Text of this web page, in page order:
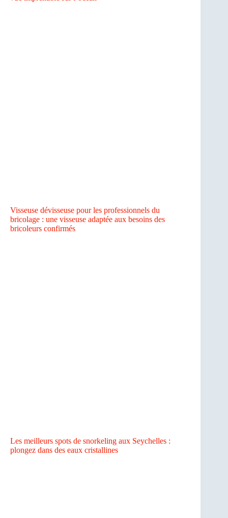
Visseuse dévisseuse pour les professionnels du
bricolage : une visseuse adaptée aux besoins des
bricoleurs confirmés
Les meilleurs spots de snorkeling aux Seychelles :
plongez dans des eaux cristallines